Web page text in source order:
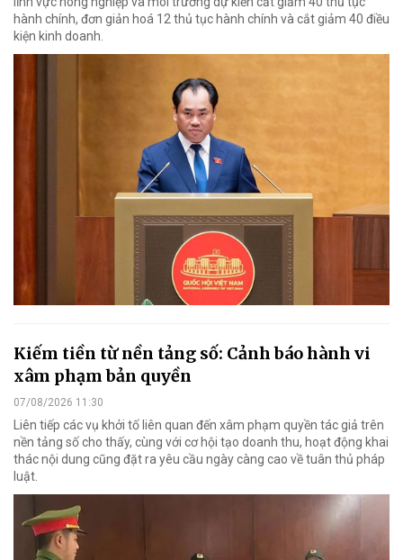
hành chính, đơn giản hoá 12 thủ tục hành chính và cắt giảm 40 điều
kiện kinh doanh.
Kiếm tiền từ nền tảng số: Cảnh báo hành vi
xâm phạm bản quyền
07/08/2026 11:30
Liên tiếp các vụ khởi tố liên quan đến xâm phạm quyền tác giả trên
nền tảng số cho thấy, cùng với cơ hội tạo doanh thu, hoạt động khai
thác nội dung cũng đặt ra yêu cầu ngày càng cao về tuân thủ pháp
luật.